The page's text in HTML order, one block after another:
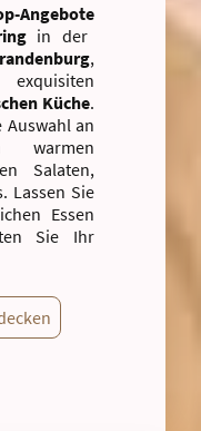
Angebote
in der
,
Küche.
an
Salaten,
Lassen Sie
Essen
Sie Ihr